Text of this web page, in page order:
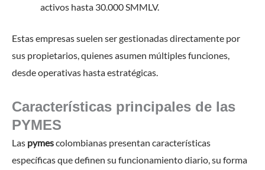
activos hasta 30.000 SMMLV.
Estas empresas suelen ser gestionadas directamente por
sus propietarios, quienes asumen múltiples funciones,
desde operativas hasta estratégicas.
Características principales de las
PYMES
Las pymescolombianas presentan características
específicas que definen su funcionamiento diario, su forma